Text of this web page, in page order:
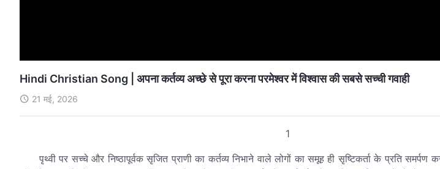
Hindi Christian Song | अपना कर्तव्य अच्छे से पूरा करना परमेश्वर में विश्वास की सबसे सच्ची गवाही
21 मई, 2026
1
पृथ्वी पर सच्चे और निष्ठापूर्वक सृजित प्राणी का कर्तव्य निभाने वाले लोगों का समूह ही सृष्टिकर्ता के प्रति समर्पण